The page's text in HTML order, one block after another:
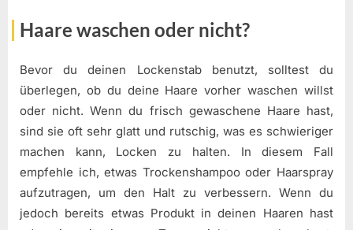
Haare waschen oder nicht?
Bevor du deinen Lockenstab benutzt, solltest du
überlegen, ob du deine Haare vorher waschen willst
oder nicht. Wenn du frisch gewaschene Haare hast,
sind sie oft sehr glatt und rutschig, was es schwieriger
machen kann, Locken zu halten. In diesem Fall
empfehle ich, etwas Trockenshampoo oder Haarspray
aufzutragen, um den Halt zu verbessern. Wenn du
jedoch bereits etwas Produkt in deinen Haaren hast